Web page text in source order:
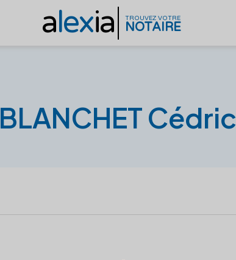
alexia TROUVEZ VOTRE
NOTAIRE
BLANCHET Cédric